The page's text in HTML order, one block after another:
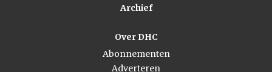
Archief
Over DHC
Abonnementen
Adverteren